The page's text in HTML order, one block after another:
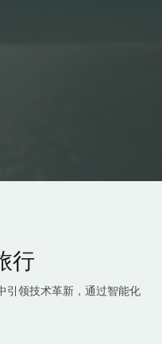
行
引领技术革新，通过智能化